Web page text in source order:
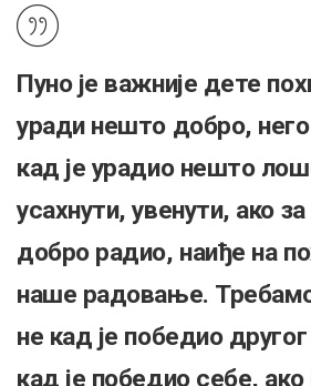
Пуно је важније дете
уради нешто добро, него
кад је урадио нешто
усахнути, увенути, ако
добро радио, наиђе на
наше радовање.
не кад је победио
кад је победио себе,